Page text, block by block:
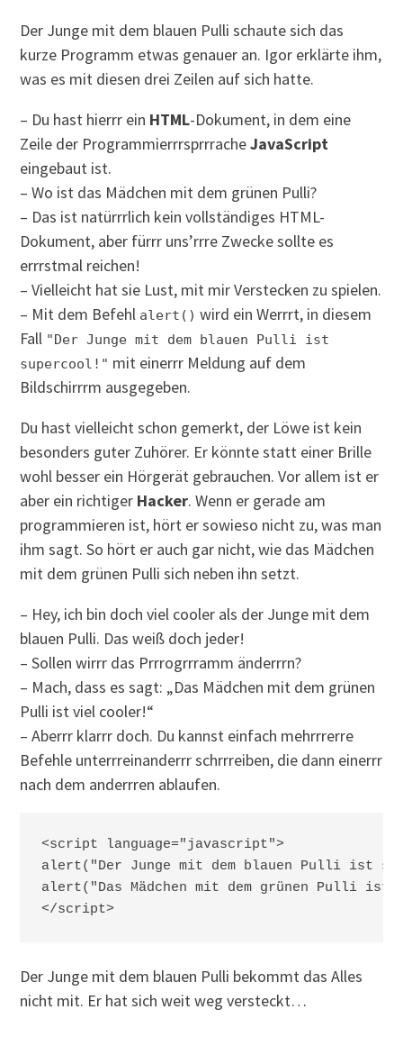
Der Junge mit dem blauen Pulli schaute sich das
kurze Programm etwas genauer an. Igor erklärte ihm,
was es mit diesen drei Zeilen auf sich hatte.
– Du hast hierrr ein HTML-Dokument, in dem eine
Zeile der ProgrammierrrsprrracheJavaScript
eingebaut ist.
– Wo ist das Mädchen mit dem grünen Pulli?
– Das ist natürrrlich kein vollständiges HTML-
Dokument, aber fürrr uns’rrre Zwecke sollte es
errrstmal reichen!
– Vielleicht hat sie Lust, mit mir Verstecken zu spielen.
– Mit dem Befehl alert() wird ein Werrrt, in diesem
Fall "Der Junge mit dem blauen Pulli ist
supercool!" mit einerrr Meldung auf dem
Bildschirrrm ausgegeben.
Du hast vielleicht schon gemerkt, der Löwe ist kein
besonders guter Zuhörer. Er könnte statt einer Brille
wohl besser ein Hörgerät gebrauchen. Vor allem ist er
aber ein richtiger Hacker. Wenn er gerade am
programmieren ist, hört er sowieso nicht zu, was man
ihm sagt. So hört er auch gar nicht, wie das Mädchen
mit dem grünen Pulli sich neben ihn setzt.
– Hey, ich bin doch viel cooler als der Junge mit dem
blauen Pulli. Das weiß doch jeder!
– Sollen wirrr das Prrrogrrramm änderrrn?
– Mach, dass es sagt: „Das Mädchen mit dem grünen
Pulli ist viel cooler!“
– Aberrr klarrr doch. Du kannst einfach mehrrrerre
Befehle unterrreinanderrr schrrreiben, die dann einerrr
nach dem anderrren ablaufen.
<script language="javascript">
alert("Der Junge mit dem blauen Pulli ist
alert("Das Mädchen mit dem grünen Pulli
Der Junge mit dem blauen Pulli bekommt das Alles
nicht mit. Er hat sich weit weg versteckt…